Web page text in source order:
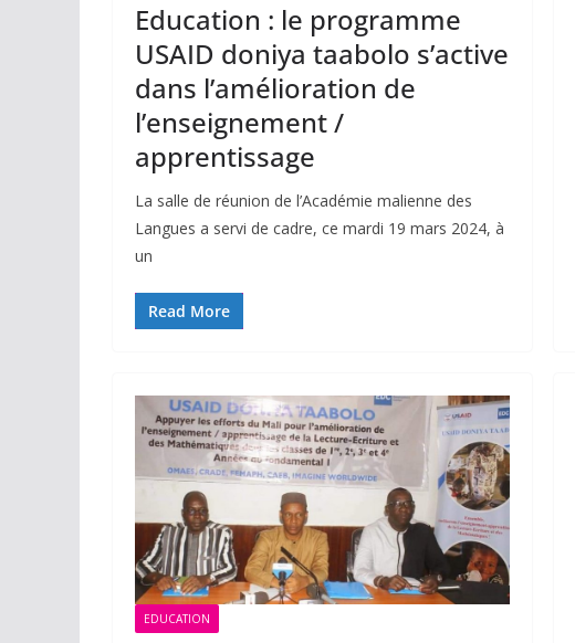
Education : le programme
USAID doniya taabolo s’active
dans l’amélioration de
l’enseignement /
apprentissage
La salle de réunion de l’Académie malienne des
Langues a servi de cadre, ce mardi 19 mars 2024, à
un
Read More
EDUCATION